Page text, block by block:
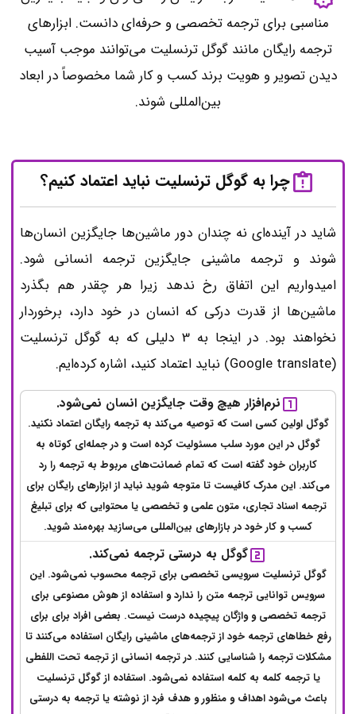
مناسبی برای ترجمه تخصصی و حرفه‌ای دانست. ابزارهای
ترجمه رایگان مانند گوگل ترنسلیت می‌توانند موجب آسیب
دیدن تصویر و هویت برند کسب و کار شما مخصوصاً در ابعاد
بین‌المللی شوند.
چرا به گوگل ترنسلیت نباید اعتماد کنیم؟‌
شاید در آینده‌ای نه چندان دور ماشین‌ها جایگزین انسان‌ها
شوند و ترجمه ماشینی جایگزین ترجمه انسانی شود.
امیدواریم این اتفاق رخ ندهد زیرا هر چقدر هم بگذرد
ماشین‌ها از قدرت درکی که انسان در خود دارد، برخوردار
نخواهند بود. در اینجا به 3 دلیلی که به گوگل ترنسلیت
(Google translate) نباید اعتماد کنید، اشاره کرده‌ایم.
نرم‌افزار هیچ وقت جایگزین انسان نمی‌شود.
گوگل اولین کسی است که توصیه می‌کند به ترجمه رایگان اعتماد نکنید.
گوگل در این مورد سلب مسئولیت کرده است و در جمله‌ای کوتاه به
کاربران خود گفته است که تمام ضمانت‌های مربوط به ترجمه را رد
می‌کند. این مدرک کافیست تا متوجه شوید نباید از ابزارهای رایگان برای
ترجمه اسناد تجاری، متون علمی و تخصصی یا محتوایی که برای تبلیغ
کسب و کار خود در بازارهای بین‌المللی می‌سازید بهره‌مند شوید.
گوگل به درستی ترجمه نمی‌کند.
گوگل ترنسلیت سرویسی تخصصی برای ترجمه محسوب نمی‌شود. این
سرویس توانایی ترجمه متن را ندارد و استفاده از هوش مصنوعی برای
ترجمه تخصصی و واژگان پیچیده درست نیست. بعضی افراد برای برای
رفع خطاهای ترجمه خود از ترجمه‌های ماشینی رایگان استفاده می‌کنند تا
مشکلات ترجمه را شناسایی کنند. در ترجمه انسانی از ترجمه تحت اللفطی
یا ترجمه کلمه به کلمه استفاده نمی‌شود. استفاده از گوگل ترنسلیت
باعث می‌شود اهداف و منظور و هدف فرد از نوشته یا ترجمه به درستی